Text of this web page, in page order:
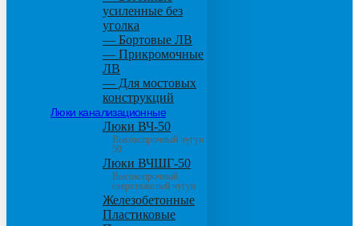
усиленные без
уголка
— Бортовые ЛВ
— Прикромочные
ЛВ
— Для мостовых
конструкций
Люки канализационные
Люки ВЧ-50
Высокопрочный чугун
50
Люки ВЧШГ-50
Высокопрочный
сверхтяжелый чугун
Железобетонные
Пластиковые